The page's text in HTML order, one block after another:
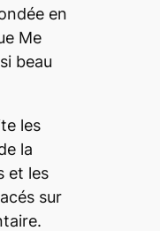
en
Me
si beau
les
la
et les
sur